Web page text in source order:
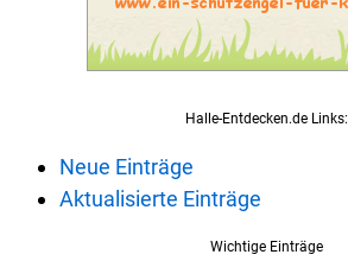
Halle-Entdecken.de Links:
Neue Einträge
Aktualisierte Einträge
Wichtige Einträge